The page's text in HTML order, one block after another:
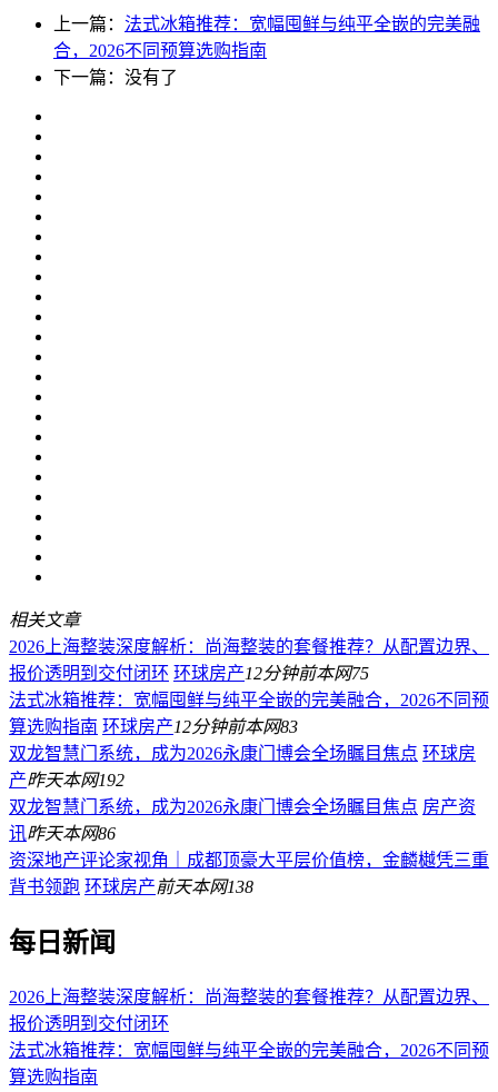
上一篇： 法式冰箱推荐：宽幅囤鲜与纯平全嵌的完美融
合，2026不同预算选购指南
下一篇：没有了
相关文章
2026上海整装深度解析：尚海整装的套餐推荐？从配置边界、
报价透明到交付闭环 环球房产12分钟前本网75
法式冰箱推荐：宽幅囤鲜与纯平全嵌的完美融合，2026不同预
算选购指南 环球房产12分钟前本网83
双龙智慧门系统，成为2026永康门博会全场瞩目焦点 环球房
产昨天本网192
双龙智慧门系统，成为2026永康门博会全场瞩目焦点 房产资
讯昨天本网86
资深地产评论家视角｜成都顶豪大平层价值榜，金麟樾凭三重
背书领跑 环球房产前天本网138
每日新闻
2026上海整装深度解析：尚海整装的套餐推荐？从配置边界、
报价透明到交付闭环
法式冰箱推荐：宽幅囤鲜与纯平全嵌的完美融合，2026不同预
算选购指南